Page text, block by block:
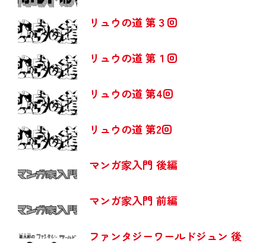
リュウの道 第３回
リュウの道 第１回
リュウの道 第4回
リュウの道 第2回
マンガ家入門 後編
マンガ家入門 前編
ファンタジーワールドジュン 後